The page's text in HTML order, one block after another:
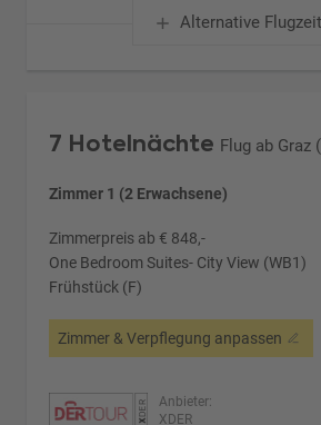
Alternative
7 Hotelnächte Flug ab Graz
Zimmer 1 (2 Erwachsene)
Zimmerpreis ab € 848,-
One Bedroom Suites- City View (WB1)
Frühstück (F)
Zimmer & Verpflegung anpassen
Anbieter:
XDER